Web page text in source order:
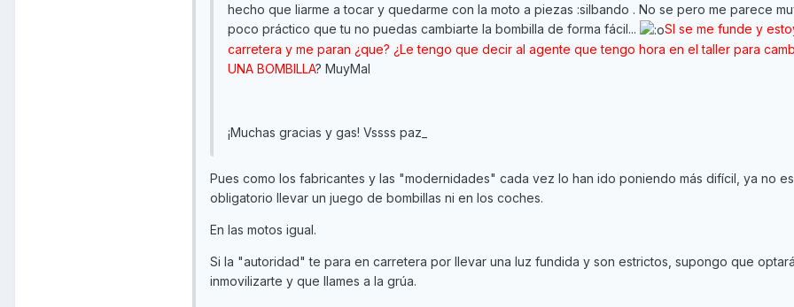
hecho que liarme a tocar y quedarme con la moto a piezas :silbando . No se pero me parece
poco práctico que tu no puedas cambiarte la bombilla de forma fácil...
SI se me funde y
carretera y me paran ¿que? ¿Le tengo que decir al agente que tengo hora en el taller para
UNA BOMBILLA? MuyMal
¡Muchas gracias y gas! Vssss paz_
Pues como los fabricantes y las "modernidades" cada vez lo han ido poniendo más difícil, ya no es
obligatorio llevar un juego de bombillas ni en los coches.
En las motos igual.
Si la "autoridad" te para en carretera por llevar una luz fundida y son estrictos, supongo que
inmovilizarte y que llames a la grúa.